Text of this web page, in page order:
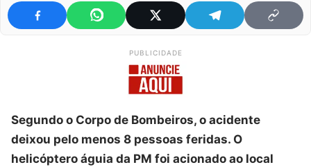
PUBLICIDADE
Segundo o Corpo de Bombeiros, o acidente
deixou pelo menos 8 pessoas feridas. O
helicóptero águia da PM foi acionado ao local